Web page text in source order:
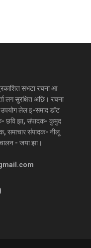
सभटा रचना आ
लग सुरक्षित अछि। रचना
लेल इ-समाद डॉट
छवि झा, संपादक- कुमुद
समाचार संपादक- नीलू
- जया झा।